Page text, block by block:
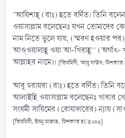
’আয়িশাহ্ (রাঃ) হতে বর্ণিত। তিনি
ওয়াসাল্লাম বলেছেনঃ যখন তোমাদের
নাম নিতে ভুলে যায়, (স্মরণ হওয়ার পর)
আও্ওয়ালাহূ ওয়া আ-খিরাহূ’’ (অর্থাৎ-
আল্লাহর নামে)। [তিরমিযী, আবূ দাঊদ,
আবূ হুরায়রা (রাঃ) হতে বর্ণিত। তিনি
আলাইহি ওয়াসাল্লাম বলেছেনঃ খাবার
সংযমী সায়িমের (রোযাদারের) ন্যায়
[তিরমিযী, ইবনু মাজাহ, মিশকাত হা/৪২০৫]